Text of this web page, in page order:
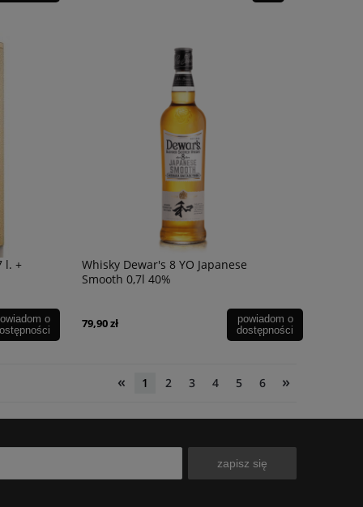
l. +
o
Whisky Dewar's 8 YO Japanese
Smooth 0,7l 40%
79,90 zł
powiadom o
dostępności
« 1 2 3 4 5 6 »
zapisz się